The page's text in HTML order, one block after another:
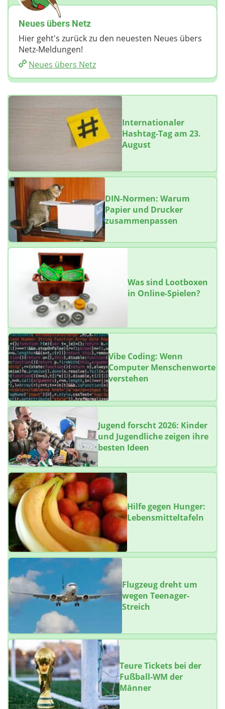
Neues übers Netz
Hier geht's zurück zu den neuesten Neues übers
Netz-Meldungen!
Neues übers Netz
Internationaler
Hashtag-Tag am 23.
August
DIN-Normen: Warum
Papier und Drucker
zusammenpassen
Was sind Lootboxen
in Online-Spielen?
Vibe Coding: Wenn
Computer Menschenworte
verstehen
Jugend forscht 2026: Kinder
und Jugendliche zeigen ihre
besten Ideen
Hilfe gegen Hunger:
Lebensmitteltafeln
Flugzeug dreht um
wegen Teenager-
Streich
Teure Tickets bei der
Fußball-WM der
Männer